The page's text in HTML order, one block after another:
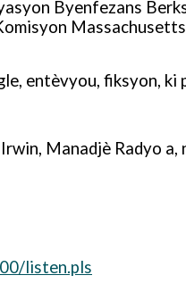
Byenfezans
Massachusetts
entèvyou, fiksyon, ki
Manadjè Radyo a,
listen.pls